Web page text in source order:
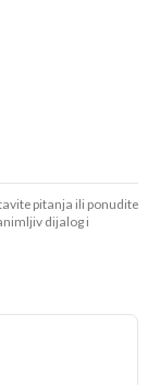
pitanja ili ponudite
dijalog i